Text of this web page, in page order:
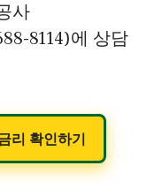
사
8114)에 상담
리 확인하기